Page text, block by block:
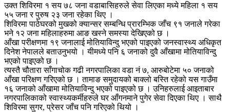
उक्त शिविरमा १ सय ७८ जना वडाबासिहरुले सेवा लिएका मध्ये महिला १ सय
५५ जना र पुरुष २३ जना रहेका थिए ।
शिविरमा पाठेघरको मुखको क्यान्सर सम्बन्धि प्रारम्भिक जाँच ९१ जनाले गरेका
भने १२ जना महिलाहरुमा आङ खस्ने समस्या देखिएको छ ।
आँखा परीक्षणमा १९ जनालाई मोतियाविन्दु भएको पाइएको जनस्वास्थ्य अधिकृत
दिनेश नेपालले बताउनुभयो । यीमध्ये पनि ६ जनाको दुवै आँखामा मोतियाविन्दु
भएको पाइएको छ ।
त्यस्तै चौतारा साँगाचोक गढी नगरपालिका वडा नं ७, आरुबोटेमा ५० जनाको
आँखा परिक्षण गरिएको छ । तामाङ समुदायको बाक्लो बस्ति रहेको यस गाउँमा
१६ जनाको आँखामा मोतियाविन्दु भएको पाइएको छ । उनिहरुलाई आइताबार
नगरपालिकाको स्वास्थ्यकर्मीहरुले घर आँगनमाने पुगेर सेवा दिएका थिए । साथै
शिविरमा सुगर, प्रेसर जाँच पनि गरिएको थियो ।